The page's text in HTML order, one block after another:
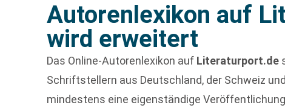
Autorenlexikon auf
wird erweitert
Das Online-Autorenlexikon auf Literaturport.de
Schriftstellern aus Deutschland, der Schweiz
mindestens eine eigenständige